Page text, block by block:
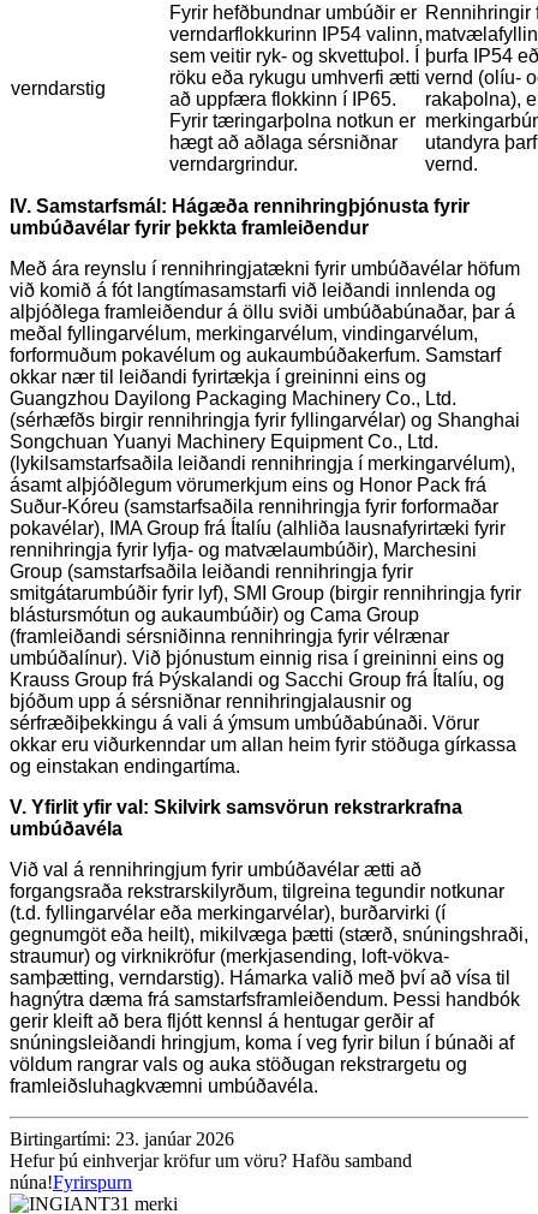
verndarstig
Fyrir hefðbundnar umbúðir er
verndarflokkurinn IP54 valinn,
sem veitir ryk- og skvettuþol. Í
röku eða rykugu umhverfi ætti
að uppfæra flokkinn í IP65.
Fyrir tæringarþolna notkun er
hægt að aðlaga sérsniðnar
verndargrindur.
Rennihringir
þurfa IP54
vernd (olíu-
rakaþolna),
utandyra
vernd.
IV. Samstarfsmál: Hágæða rennihringþjónusta fyrir
umbúðavélar fyrir þekkta framleiðendur
Með ára reynslu í rennihringjatækni fyrir umbúðavélar höfum
við komið á fót langtímasamstarfi við leiðandi innlenda og
alþjóðlega framleiðendur á öllu sviði umbúðabúnaðar, þar á
meðal fyllingarvélum, merkingarvélum, vindingarvélum,
forformuðum pokavélum og aukaumbúðakerfum. Samstarf
okkar nær til leiðandi fyrirtækja í greininni eins og
Guangzhou Dayilong Packaging Machinery Co., Ltd.
(sérhæfðs birgir rennihringja fyrir fyllingarvélar) og Shanghai
Songchuan Yuanyi Machinery Equipment Co., Ltd.
(lykilsamstarfsaðila leiðandi rennihringja í merkingarvélum),
ásamt alþjóðlegum vörumerkjum eins og Honor Pack frá
Suður-Kóreu (samstarfsaðila rennihringja fyrir forformaðar
pokavélar), IMA Group frá Ítalíu (alhliða lausnafyrirtæki fyrir
rennihringja fyrir lyfja- og matvælaumbúðir), Marchesini
Group (samstarfsaðila leiðandi rennihringja fyrir
smitgátarumbúðir fyrir lyf), SMI Group (birgir rennihringja fyrir
blástursmótun og aukaumbúðir) og Cama Group
(framleiðandi sérsniðinna rennihringja fyrir vélrænar
umbúðalínur). Við þjónustum einnig risa í greininni eins og
Krauss Group frá Þýskalandi og Sacchi Group frá Ítalíu, og
bjóðum upp á sérsniðnar rennihringjalausnir og
sérfræðiþekkingu á vali á ýmsum umbúðabúnaði. Vörur
okkar eru viðurkenndar um allan heim fyrir stöðuga gírkassa
og einstakan endingartíma.
V. Yfirlit yfir val: Skilvirk samsvörun rekstrarkrafna
umbúðavéla
Við val á rennihringjum fyrir umbúðavélar ætti að
forgangsraða rekstrarskilyrðum, tilgreina tegundir notkunar
(t.d. fyllingarvélar eða merkingarvélar), burðarvirki (í
gegnumgöt eða heilt), mikilvæga þætti (stærð, snúningshraði,
straumur) og virknikröfur (merkjasending, loft-vökva-
samþætting, verndarstig). Hámarka valið með því að vísa til
hagnýtra dæma frá samstarfsframleiðendum. Þessi handbók
gerir kleift að bera fljótt kennsl á hentugar gerðir af
snúningsleiðandi hringjum, koma í veg fyrir bilun í búnaði af
völdum rangrar vals og auka stöðugan rekstrargetu og
framleiðsluhagkvæmni umbúðavéla.
Birtingartími: 23. janúar 2026
Hefur þú einhverjar kröfur um vöru? Hafðu samband
núna!Fyrirspurn